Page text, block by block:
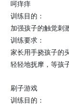
呵痒痒
训练目的：
加强孩子的触觉刺
训练要求：
家长用手挠孩子的
轻轻地抚摩，等孩
刷子游戏
训练目的：